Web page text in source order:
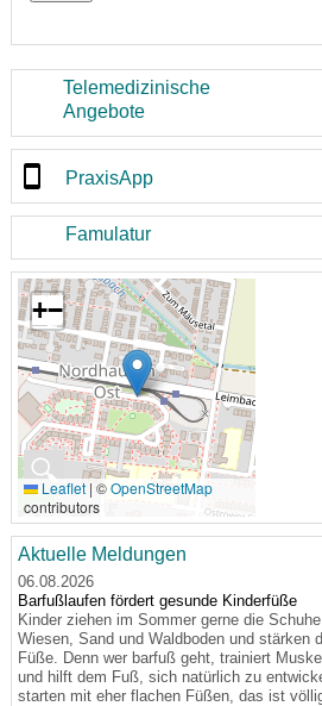
Telemedizinische
Angebote
PraxisApp
Famulatur
🔍
+−
Leaflet | ©OpenStreetMap
contributors
Aktuelle Meldungen
06.08.2026
Barfußlaufen fördert gesunde Kinderfüße
Kinder ziehen im Sommer gerne die
Wiesen, Sand und Waldboden und stärken
Füße. Denn wer barfuß geht, trainiert
und hilft dem Fuß, sich natürlich zu
starten mit eher flachen Füßen, das ist völlig